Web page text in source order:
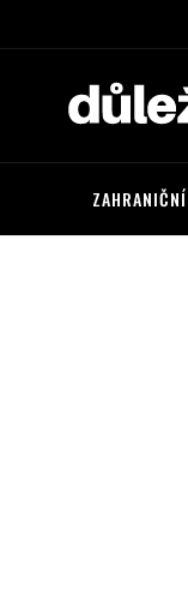
ZAHRANIČNÍ